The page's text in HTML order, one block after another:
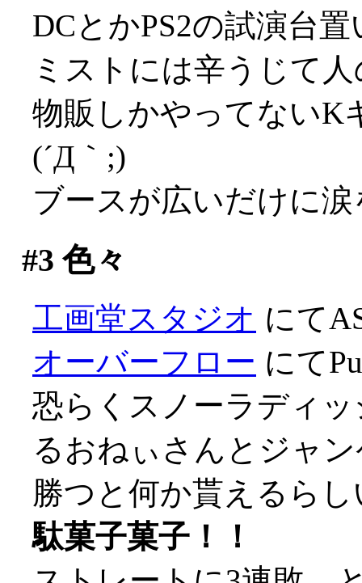
DCとかPS2の試演台
ミストには辛うじて
物販しかやってないK
(´Д｀;)
ブースが広いだけに
#3 色々
工画堂スタジオ にて
オーバーフロー にて
恐らくスノーラディ
るおねぃさんとジャ
勝つと何か貰えるら
駄菓子菓子！！